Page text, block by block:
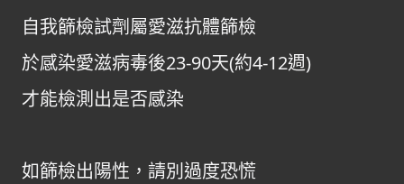
自我篩檢試劑屬愛滋抗體篩檢
於感染愛滋病毒後23-90天(約4-12週)
才能檢測出是否感染
如篩檢出陽性，請別過度恐慌